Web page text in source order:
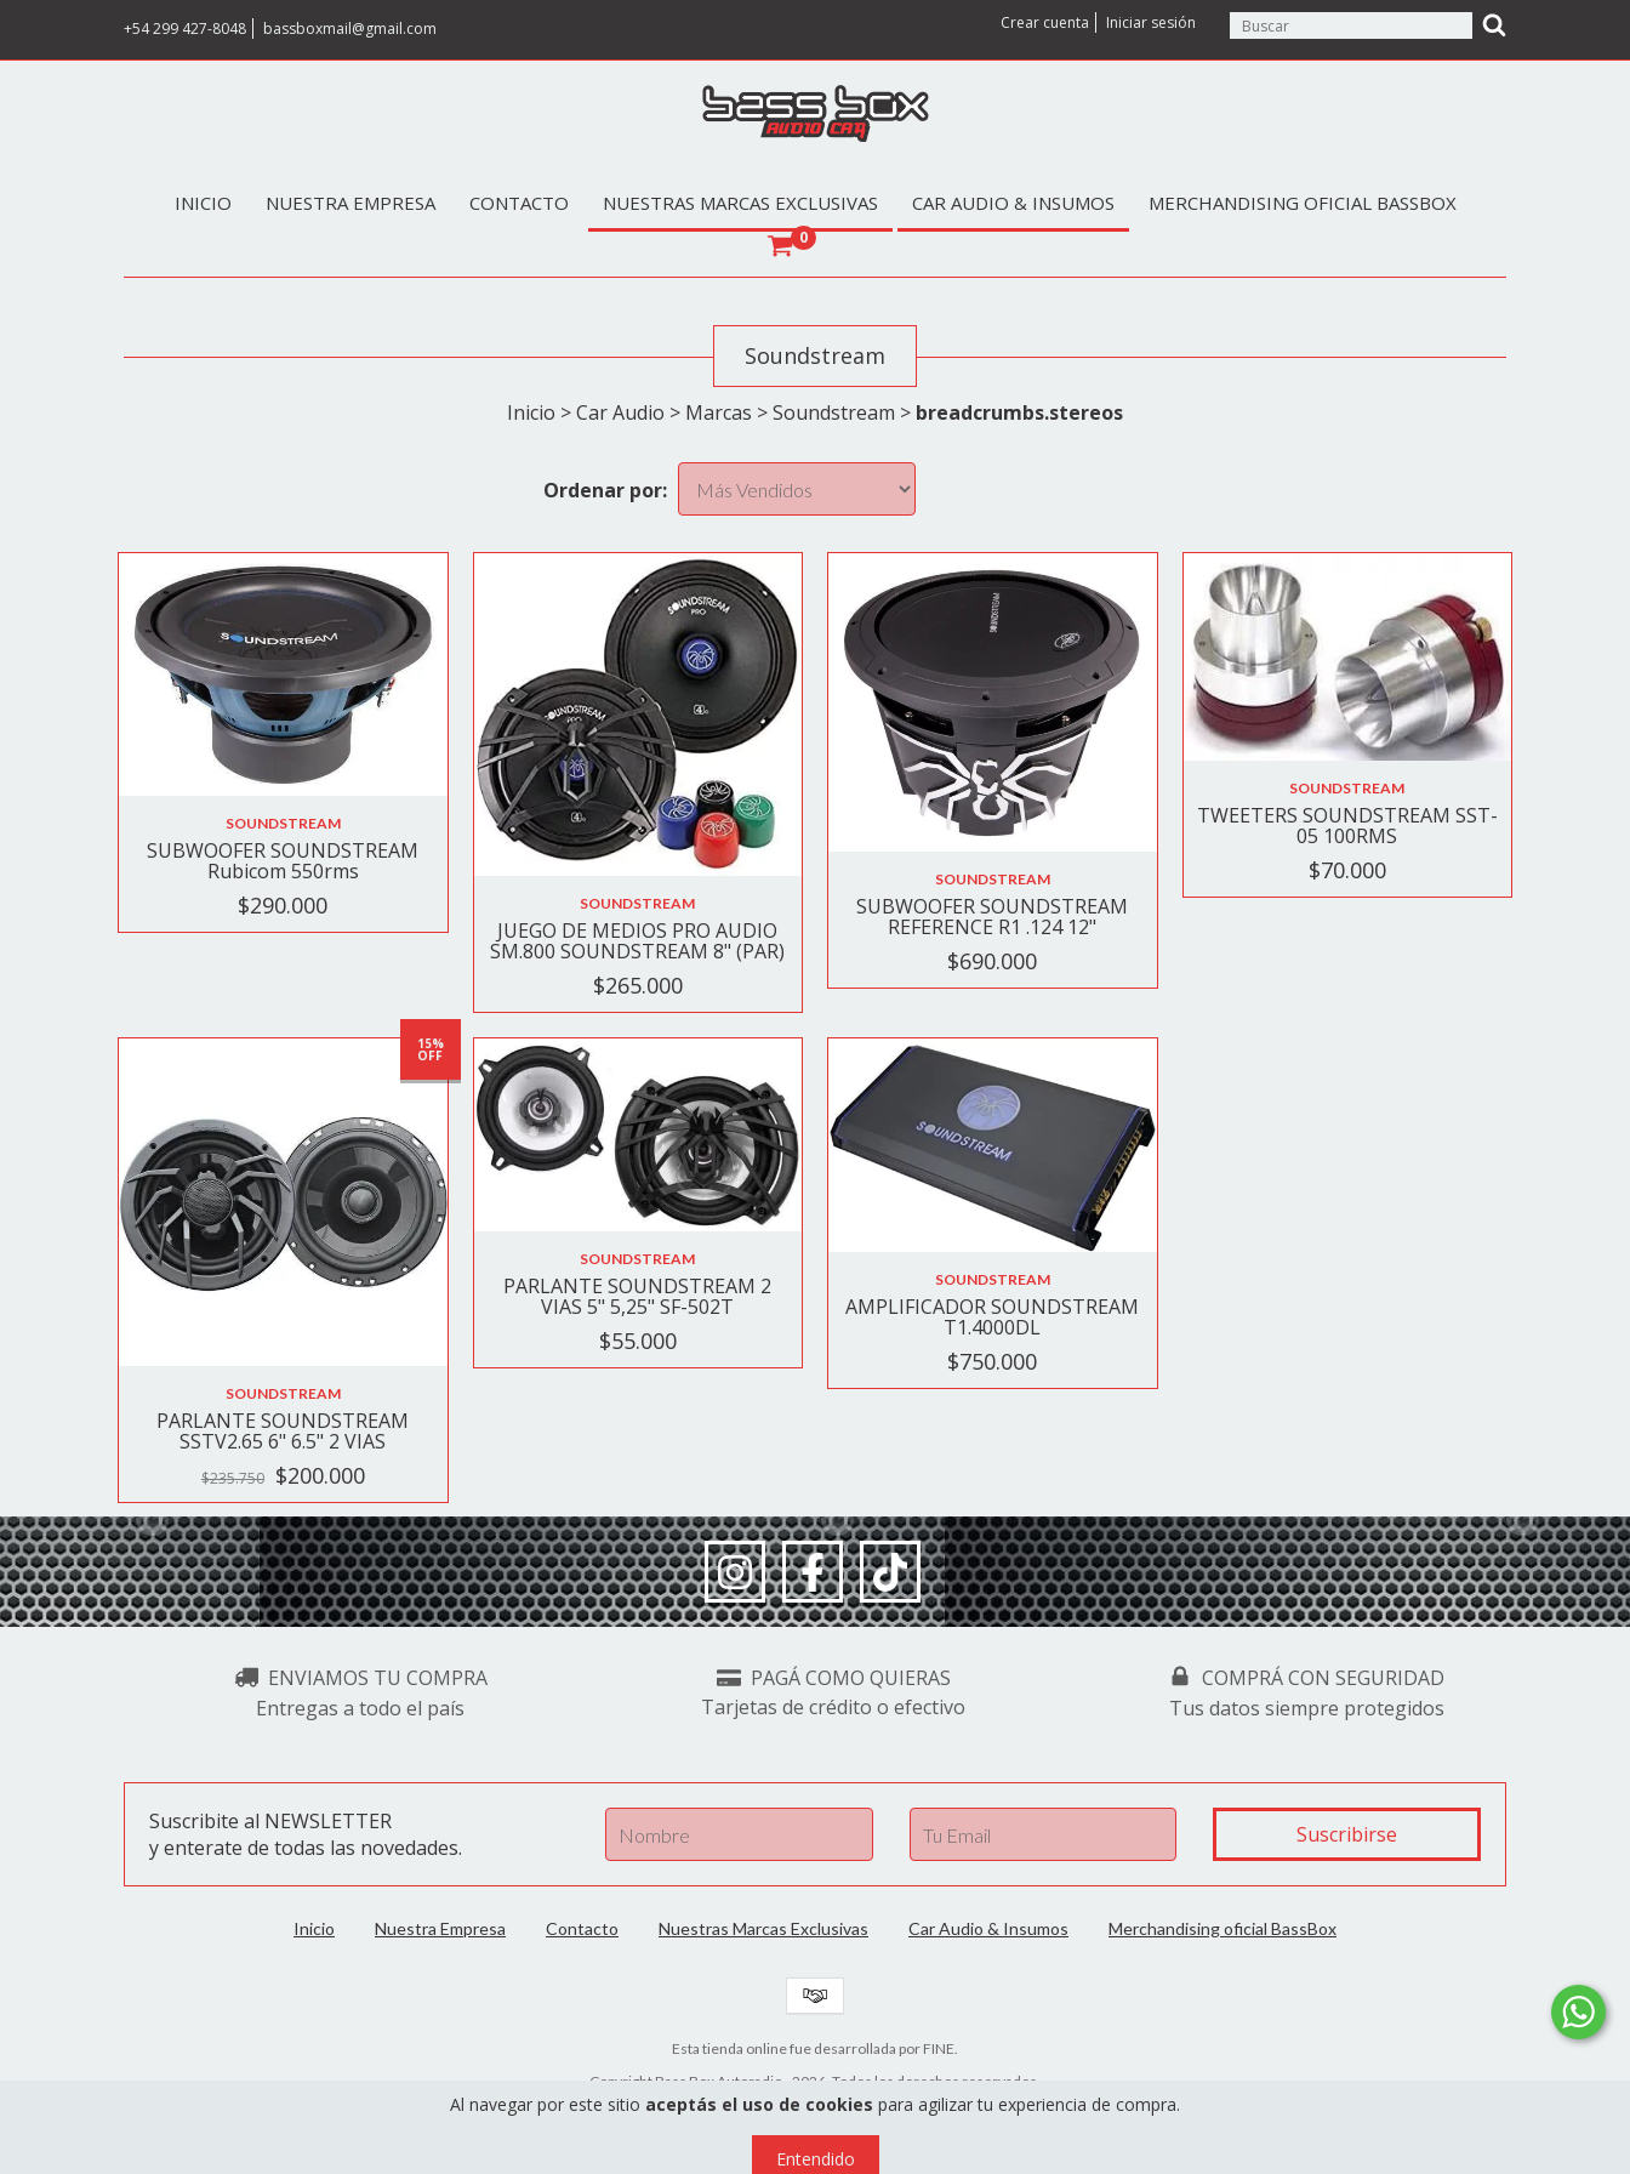
+54 299 427-8048 bassboxmail@gmail.com Crear cuenta Iniciar sesión
Al navegar por este sitio aceptás el uso de cookies para agilizar tu experiencia de compra.
Entendido
INICIO NUESTRA EMPRESA CONTACTO NUESTRAS MARCAS EXCLUSIVAS CAR AUDIO & INSUMOS MERCHANDISING OFICIAL BASSBOX
0
Soundstream
Inicio >Car Audio > Marcas >Soundstream > breadcrumbs.stereos
Ordenar por:
SOUNDSTREAM
SUBWOOFER SOUNDSTREAM
Rubicom 550rms
$290.000 SOUNDSTREAM
JUEGO DE MEDIOS PRO AUDIO
SM.800 SOUNDSTREAM 8" (PAR)
$265.000
SOUNDSTREAM
SUBWOOFER SOUNDSTREAM
REFERENCE R1 .124 12"
$690.000
SOUNDSTREAM
TWEETERS SOUNDSTREAM SST-
05 100RMS
$70.000
15%
OFF
SOUNDSTREAM
PARLANTE SOUNDSTREAM
SSTV2.65 6" 6.5" 2 VIAS
$235.750 $200.000
SOUNDSTREAM
PARLANTE SOUNDSTREAM 2
VIAS 5" 5,25" SF-502T
$55.000
SOUNDSTREAM
AMPLIFICADOR SOUNDSTREAM
T1.4000DL
$750.000
ENVIAMOS TU COMPRA
Entregas a todo el país
PAGÁ COMO QUIERAS
Tarjetas de crédito o efectivo
COMPRÁ CON SEGURIDAD
Tus datos siempre protegidos
Suscribite al NEWSLETTER
y enterate de todas las novedades.
Inicio Nuestra Empresa Contacto Nuestras Marcas Exclusivas Car Audio & Insumos Merchandising oficial BassBox
Esta tienda online fue desarrollada por FINE.
Copyright Bass Box Autoradio - 2026. Todos los derechos reservados.
Defensa de las y los consumidores. Para reclamosingrese aquí